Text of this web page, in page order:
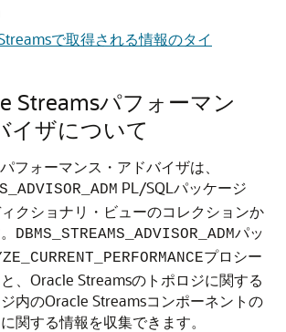
で取得される情報のタイ
Streamsパフォーマン
イザについて
フォーマンス・アドバイザは、
PL/SQLパッケージ
クショナリ・ビューのコレクションか
DBMS_STREAMS_ADVISOR_ADMパッ
プロシー
、Oracle Streamsのトポロジに関する
内のOracle Streamsコンポーネントの
関する情報を収集できます。